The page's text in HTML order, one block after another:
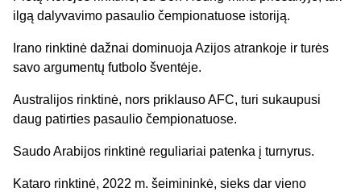
ilgą dalyvavimo pasaulio čempionatuose istoriją.
Irano rinktinė dažnai dominuoja Azijos atrankoje ir turės
savo argumentų futbolo šventėje.
Australijos rinktinė, nors priklauso AFC, turi sukaupusi
daug patirties pasaulio čempionatuose.
Saudo Arabijos rinktinė reguliariai patenka į turnyrus.
Kataro rinktinė, 2022 m. šeimininkė, sieks dar vieno